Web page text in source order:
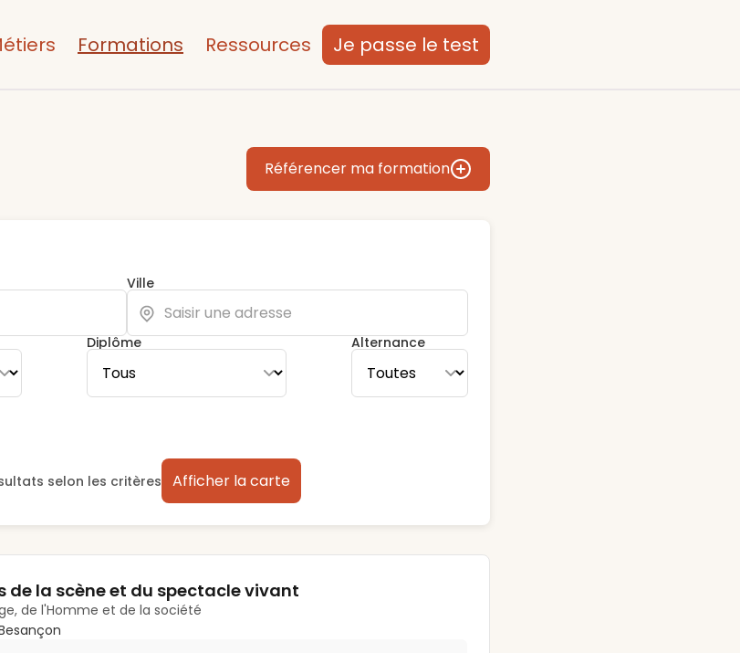
Formations Ressources Je passe le test
Référencer ma formation
Ville
Diplôme Alternance
s selon les critères Afficher la carte
la scène et du spectacle vivant
de l'Homme et de la société